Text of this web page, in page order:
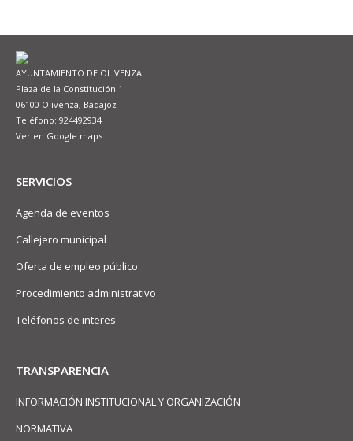
AYUNTAMIENTO DE OLIVENZA
Plaza de la Constitución 1
06100 Olivenza, Badajoz
Teléfono: 924492934
Ver en Google maps
SERVICIOS
Agenda de eventos
Callejero municipal
Oferta de empleo público
Procedimiento administrativo
Teléfonos de interes
TRANSPARENCIA
INFORMACIÓN INSTITUCIONAL Y ORGANIZACIÓN
NORMATIVA